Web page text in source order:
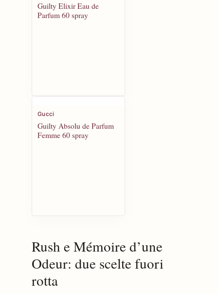
Guilty Elixir Eau de
Parfum 60 spray
Gucci
Guilty Absolu de Parfum
Femme 60 spray
Rush e Mémoire d’une
Odeur: due scelte fuori
rotta